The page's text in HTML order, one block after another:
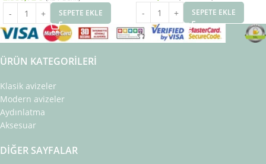
SEPETE EKLE SEPETE EKLE
ÜRÜN KATEGORILERI
Klasik avizeler
Modern avizeler
Aydınlatma
Aksesuar
DIĞER SAYFALAR